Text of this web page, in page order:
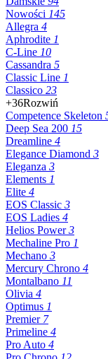
Nowości 145
Allegra 4
Aphrodite 1
C-Line 10
Cassandra 5
Classic Line 1
Classico 23
+36Rozwiń
Competence Skeleton
Deep Sea 200 15
Dreamline 4
Elegance Diamond 3
Eleganza 3
Elements 1
Elite 4
EOS Classic 3
EOS Ladies 4
Helios Power3
Mechaline Pro 1
Mechano 3
Mercury Chrono 4
Montalbano 11
Olivia 4
Optimus 1
Premier 7
Primeline 4
Pro Auto 4